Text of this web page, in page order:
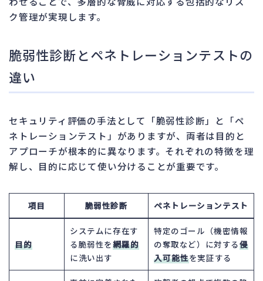
ク管理が実現します。
脆弱性診断とペネトレーションテストの
違い
セキュリティ評価の手法として「脆弱性診断」と「ペ
ネトレーションテスト」がありますが、両者は目的と
アプローチが根本的に異なります。それぞれの特徴を理
解し、目的に応じて使い分けることが重要です。
項目 脆弱性診断 ペネトレーションテスト
目的
システムに存在す
る脆弱性を網羅的
に洗い出す
特定のゴール（機密情報
の奪取など）に対する侵
入可能性を実証する